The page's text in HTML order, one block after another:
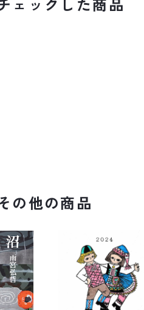
ェックした商品
の他の商品